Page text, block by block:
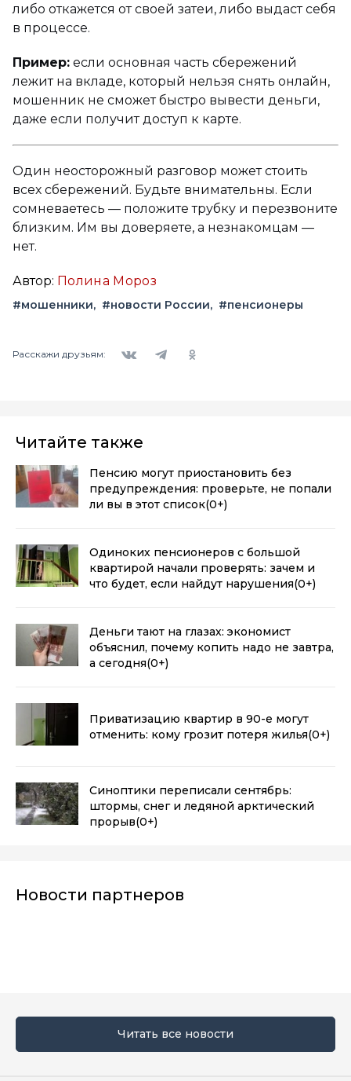
либо откажется от своей затеи, либо выдаст себя
в процессе.
Пример: если основная часть сбережений
лежит на вкладе, который нельзя снять онлайн,
мошенник не сможет быстро вывести деньги,
даже если получит доступ к карте.
Один неосторожный разговор может стоить
всех сбережений. Будьте внимательны. Если
сомневаетесь — положите трубку и перезвоните
близким. Им вы доверяете, а незнакомцам —
нет.
Автор: Полина Мороз
#мошенники #новости России #пенсионеры
Расскажи друзьям:
Читайте также
Пенсию могут приостановить без
предупреждения: проверьте, не попали
ли вы в этот список(0+)
Одиноких пенсионеров с большой
квартирой начали проверять: зачем и
что будет, если найдут нарушения(0+)
Деньги тают на глазах: экономист
объяснил, почему копить надо не завтра,
а сегодня(0+)
Приватизацию квартир в 90-е могут
отменить: кому грозит потеря жилья(0+)
Синоптики переписали сентябрь:
штормы, снег и ледяной арктический
прорыв(0+)
Новости партнеров
Читать все новости